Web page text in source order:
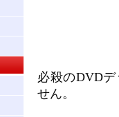
必殺のDVD
せん。